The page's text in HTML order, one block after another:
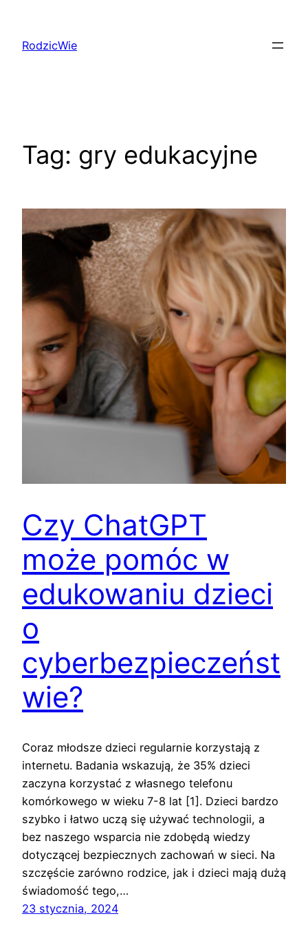
treściRodzicWie
Tag: gry edukacyjne
Czy ChatGPT
może pomóc w
edukowaniu dzieci
o
cyberbezpieczeńst
wie?
Coraz młodsze dzieci regularnie korzystają z
internetu. Badania wskazują, że 35% dzieci
zaczyna korzystać z własnego telefonu
komórkowego w wieku 7-8 lat [1]. Dzieci bardzo
szybko i łatwo uczą się używać technologii, a
bez naszego wsparcia nie zdobędą wiedzy
dotyczącej bezpiecznych zachowań w sieci. Na
szczęście zarówno rodzice, jak i dzieci mają dużą
świadomość tego,…
23 stycznia, 2024